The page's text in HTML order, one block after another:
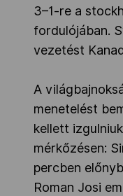
3–1-re a
fordulójában.
vezetést
A
menetelést
kellett
mérkőzésen:
percben
Roman Josi